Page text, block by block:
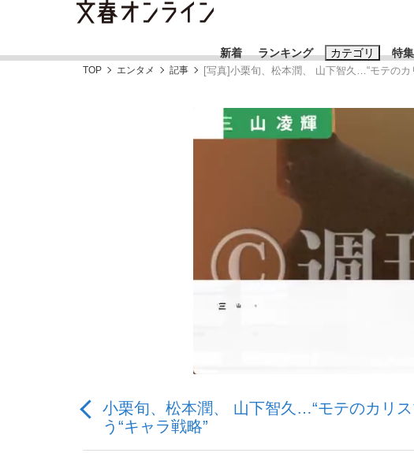
新着 ランキング カテゴリ 特集
おすすめのキーワード
#
TOP エンタメ 記事 [写真]小栗旬、松本潤、 山下智久…“モテの
小栗旬、松本潤、 山下智久…“モテのカリ
う“キャラ戦略”